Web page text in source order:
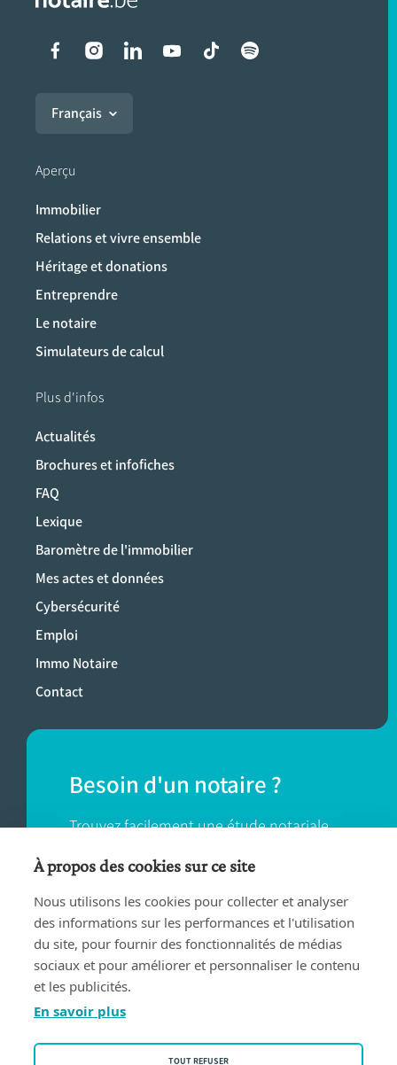
Liens vers les réseaux
Français
Aperçu
Immobilier
Relations et vivre ensemble
Héritage et donations
Entreprendre
Le notaire
Simulateurs de calcul
Plus d'infos
Actualités
Brochures et infofiches
FAQ
Lexique
Baromètre de l'immobilier
Mes actes et données
Cybersécurité
Emploi
Immo Notaire
Contact
Besoin d'un notaire ?
Trouvez facilement une étude notariale
près de chez vous.
TROUVER UN NOTAIRE
Conditions d'utilisation
À propos des cookies sur ce site
Nous utilisons les cookies pour collecter et analyser
des informations sur les performances et l'utilisation
du site, pour fournir des fonctionnalités de médias
sociaux et pour améliorer et personnaliser le contenu
et les publicités.
En savoir plus
TOUT REFUSER